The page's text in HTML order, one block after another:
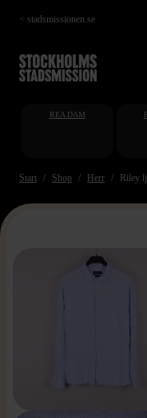
Hoppa
till
< stadsmissionen.se
REA DAM
Start Shop Herr Riley